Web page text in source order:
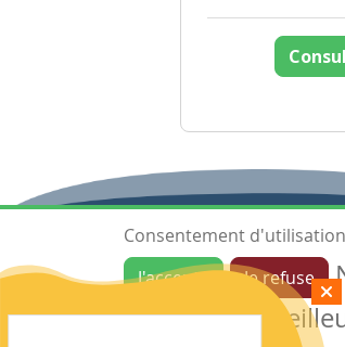
Ressources
Les ressources
Consentement
J'accepte
Je refuse
garantir de